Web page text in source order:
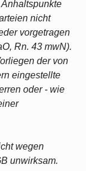
nicht
vorgetragen
Rn. 43 mwN).
der von
eingestellte
oder - wie
wegen
unwirksam.